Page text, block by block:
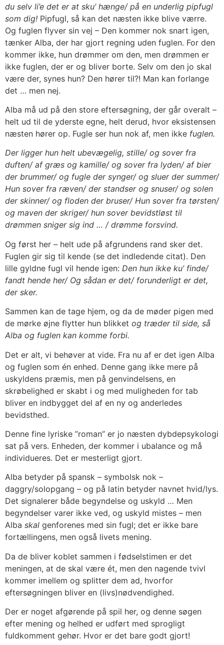
du selv li’e det er at sku’ hænge/ på en underlig pipfugl
som dig! Pipfugl, så kan det næsten ikke blive værre.
Og fuglen flyver sin vej – Den kommer nok snart igen,
tænker Alba, der har gjort regning uden fuglen. For den
kommer ikke, hun drømmer om den, men drømmen er
ikke fuglen, der er og bliver borte. Selv om den jo skal
være der, synes hun? Den hører til?! Man kan forlange
det … men nej.
Alba må ud på den store eftersøgning, der går overalt –
helt ud til de yderste egne, helt derud, hvor eksistensen
næsten hører op. Fugle ser hun nok af, men ikke fuglen.
Der ligger hun helt ubevægelig, stille/ og sover fra
duften/ af græs og kamille/ og sover fra lyden/ af bier
der brummer/ og fugle der synger/ og sluer der summer/
Hun sover fra ræven/ der standser og snuser/ og solen
der skinner/ og floden der bruser/ Hun sover fra tørsten/
og maven der skriger/ hun sover bevidstløst til
drømmen sniger sig ind … / drømme forsvind.
Og først her – helt ude på afgrundens rand sker det.
Fuglen gir sig til kende (se det indledende citat). Den
lille gyldne fugl vil hende igen: Den hun ikke ku’ finde/
fandt hende her/ Og sådan er det/ forunderligt er det,
der sker.
Sammen kan de tage hjem, og da de møder pigen med
de mørke øjne flytter hun blikket og træder til side, så
Alba og fuglen kan komme forbi.
Det er alt, vi behøver at vide. Fra nu af er det igen Alba
og fuglen som én enhed. Denne gang ikke mere på
uskyldens præmis, men på genvindelsens, en
skrøbelighed er skabt i og med muligheden for tab
bliver en indbygget del af en ny og anderledes
bevidsthed.
Denne fine lyriske ”roman” er jo næsten dybdepsykologi
sat på vers. Enheden, der kommer i ubalance og må
individueres. Det er mesterligt gjort.
Alba betyder på spansk – symbolsk nok –
daggry/solopgang – og på latin betyder navnet hvid/lys.
Det signalerer både begyndelse og uskyld … Men
begyndelser varer ikke ved, og uskyld mistes – men
Alba skal genforenes med sin fugl; det er ikke bare
fortællingens, men også livets mening.
Da de bliver koblet sammen i fødselstimen er det
meningen, at de skal være ét, men den nagende tvivl
kommer imellem og splitter dem ad, hvorfor
eftersøgningen bliver en (livs)nødvendighed.
Der er noget afgørende på spil her, og denne søgen
efter mening og helhed er udført med sprogligt
fuldkomment gehør. Hvor er det bare godt gjort!